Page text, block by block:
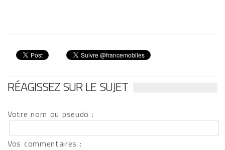
RÉAGISSEZ SUR LE SUJET
Votre nom ou pseudo :
Vos commentaires :